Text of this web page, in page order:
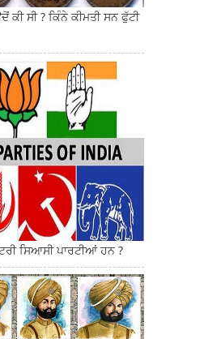
ਸੀ ? ਕਿੰਨੇ ਕੀਮਤੀ ਸਨ ਫੁੱਟੀ
ਸਿਆਸੀ ਪਾਰਟੀਆਂ ਹਨ ?